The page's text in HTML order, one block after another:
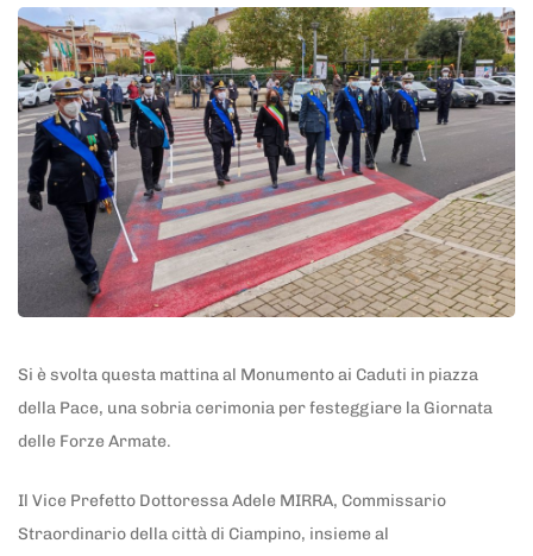
Si è svolta questa mattina al Monumento ai Caduti in piazza
della Pace, una sobria cerimonia per festeggiare la Giornata
delle Forze Armate.
Il Vice Prefetto Dottoressa Adele MIRRA, Commissario
Straordinario della città di Ciampino, insieme al